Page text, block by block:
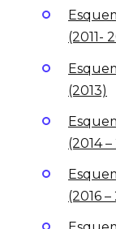
(2011-
(2013)
(2014 –
(2016 –